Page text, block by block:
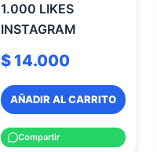
1.000 LIKES
INSTAGRAM
$ 14.000
AÑADIR AL CARRITO
Compartir